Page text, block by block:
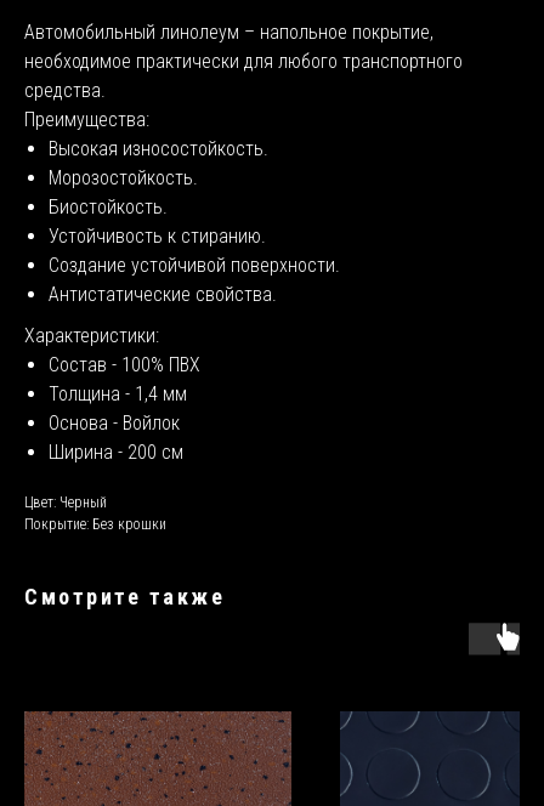
Автомобильный линолеум – напольное покрытие,
необходимое практически для любого транспортного
средства.
Преимущества:
Высокая износостойкость.
Морозостойкость.
Биостойкость.
Устойчивость к стиранию.
Создание устойчивой поверхности.
Антистатические свойства.
Характеристики:
Состав - 100% ПВХ
Толщина - 1,4 мм
Основа - Войлок
Ширина - 200 см
Цвет: Черный
Покрытие: Без крошки
Смотрите также